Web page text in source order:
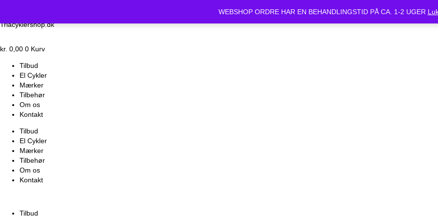
Vi holder lukket Mandag d.24/6 og Tirsdag d.25/6. Alle bestilte cykler vil være klar
Triacyklershop.dk
kr. 0,00 0 Kurv
Tilbud
El Cykler
Mærker
Tilbehør
Om os
Kontakt
Tilbud
El Cykler
Mærker
Tilbehør
Om os
Kontakt
Tilbud
WEBSHOP ORDRE HAR EN BEHANDLINGSTID PÅ CA. 1-2 UGER